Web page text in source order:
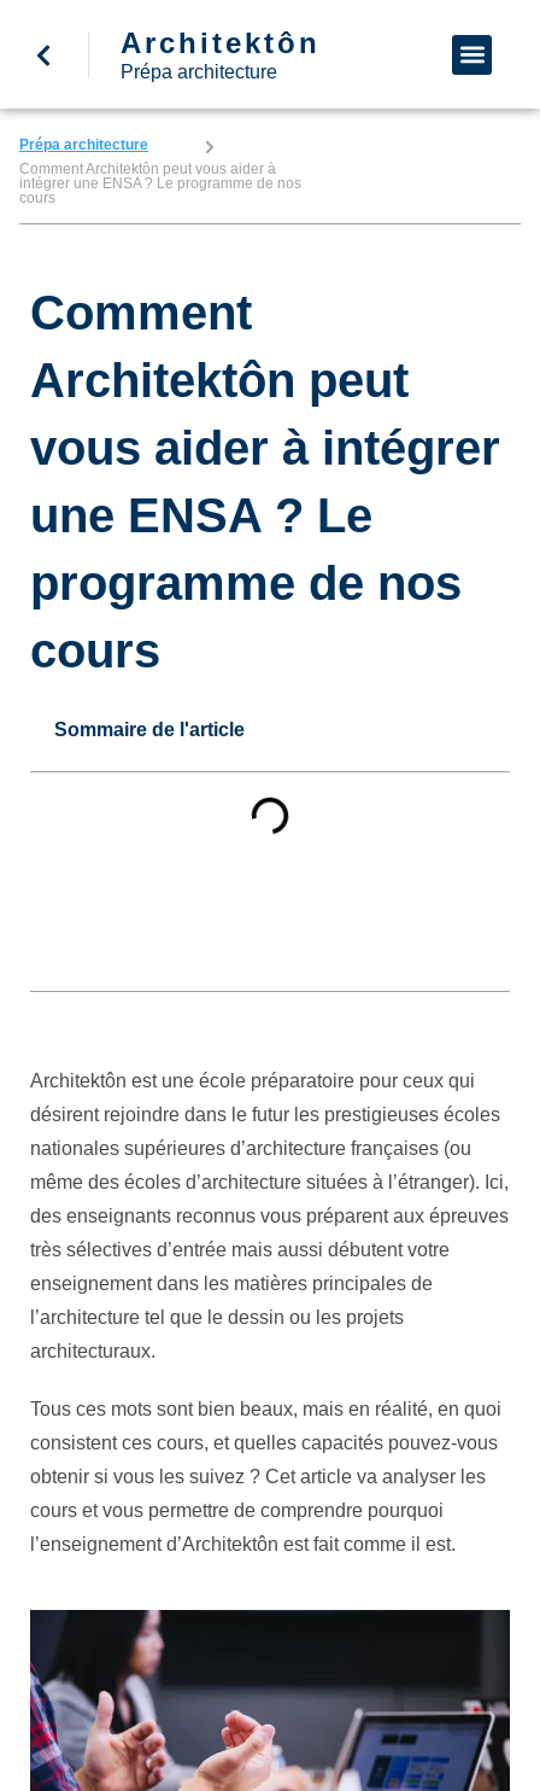
Architektôn
Prépa architecture
Prépa architecture
Comment Architektôn peut vous aider à
intégrer une ENSA ? Le programme de nos
cours
Comment
Architektôn peut
vous aider à intégrer
une ENSA ? Le
programme de nos
cours
Sommaire de l'article
Architektôn est une école préparatoire pour ceux qui
désirent rejoindre dans le futur les prestigieuses écoles
nationales supérieures d’architecture françaises (ou
même des écoles d’architecture situées à l’étranger). Ici,
des enseignants reconnus vous préparent aux épreuves
très sélectives d’entrée mais aussi débutent votre
enseignement dans les matières principales de
l’architecture tel que le dessin ou les projets
architecturaux.
Tous ces mots sont bien beaux, mais en réalité, en quoi
consistent ces cours, et quelles capacités pouvez-vous
obtenir si vous les suivez ? Cet article va analyser les
cours et vous permettre de comprendre pourquoi
l’enseignement d’Architektôn est fait comme il est.